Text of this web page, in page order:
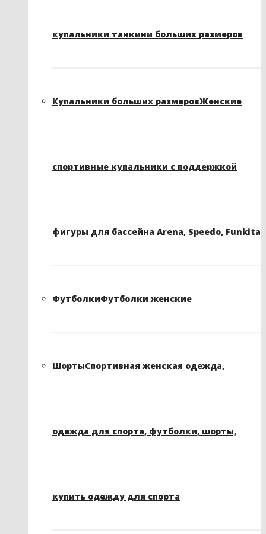
купальники танкини больших размеров
Купальники больших размеровЖенские
спортивные купальники с поддержкой
фигуры для бассейна Arena, Speedo, Funkita
ФутболкиФутболки женские
ШортыСпортивная женская одежда,
одежда для спорта, футболки, шорты,
купить одежду для спорта